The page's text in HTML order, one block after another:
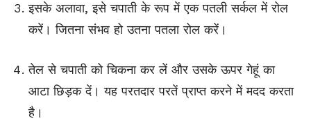
इसके अलावा, इसे चपाती के रूप में एक पतली सर्कल में रोल
करें। जितना संभव हो उतना पतला रोल करें।
तेल से चपाती को चिकना कर लें और उसके ऊपर गेहूं का
आटा छिड़क दें। यह परतदार परतें प्राप्त करने में मदद करता
है।